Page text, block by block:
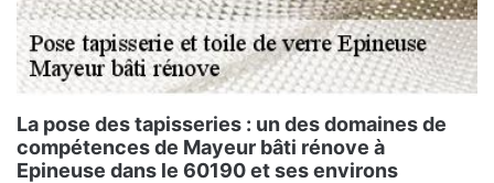
La pose des tapisseries : un des domaines de
compétences de Mayeur bâti rénove à
Epineuse dans le 60190 et ses environs